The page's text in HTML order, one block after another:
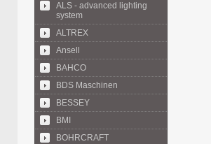
ALS - advanced lighting
system
ALTREX
Ansell
BAHCO
BDS Maschinen
BESSEY
BMI
BOHRCRAFT